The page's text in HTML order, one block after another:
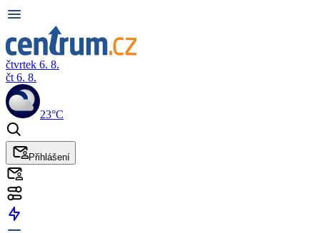
čtvrtek 6. 8.
čt 6. 8.
23°C
Přihlášení